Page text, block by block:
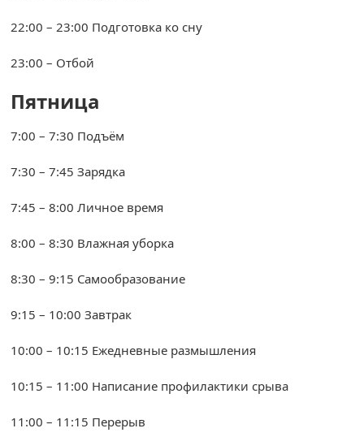
22:00 – 23:00 Подготовка ко сну
23:00 – Отбой
Пятница
7:00 – 7:30 Подъём
7:30 – 7:45 Зарядка
7:45 – 8:00 Личное время
8:00 – 8:30 Влажная уборка
8:30 – 9:15 Самообразование
9:15 – 10:00 Завтрак
10:00 – 10:15 Ежедневные размышления
10:15 – 11:00 Написание профилактики срыва
11:00 – 11:15 Перерыв